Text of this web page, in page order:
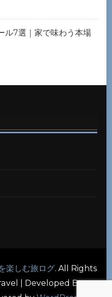
ル7選｜家で味わう本場
楽しむ旅ログ. All Rights
| Developed By